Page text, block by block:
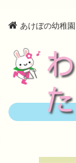
あけぼの幼稚園